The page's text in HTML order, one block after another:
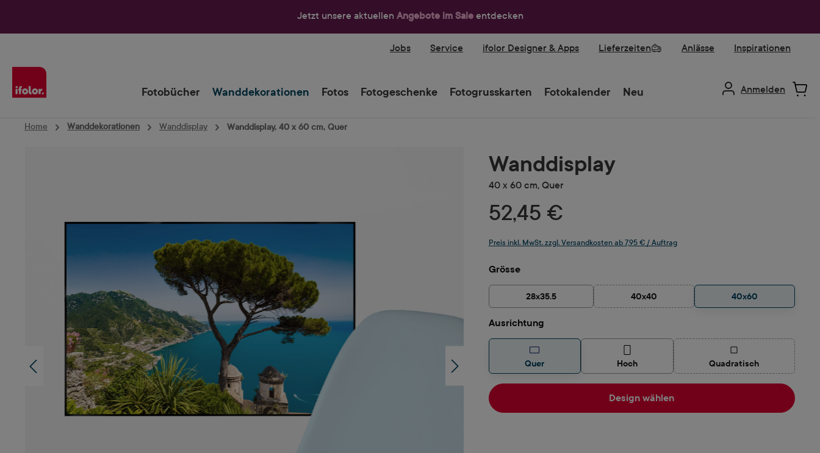
Jetzt unsere aktuellen Angebote im Sale entdecken
Jobs Service ifolor Designer & Apps Lieferzeiten Anlässe Inspirationen
Fotobücher Wanddekorationen Fotos Fotogeschenke Fotogrusskarten Fotokalender Neu Anmelden
Home Wanddekorationen Wanddisplay Wanddisplay, 40 x 60 cm, Quer
Wanddisplay
40 x 60 cm, Quer
52,45 €
Preis inkl. MwSt. zzgl. Versandkosten ab 7,95 € / Auftrag
Grösseauswählen
28x35.5 40x40
(Diese Option ist zurzeit nicht verfügbar.)
40x60
Ausrichtungauswählen
Quer Hoch Quadratisch(Diese Option ist zurzeit
Design wählen